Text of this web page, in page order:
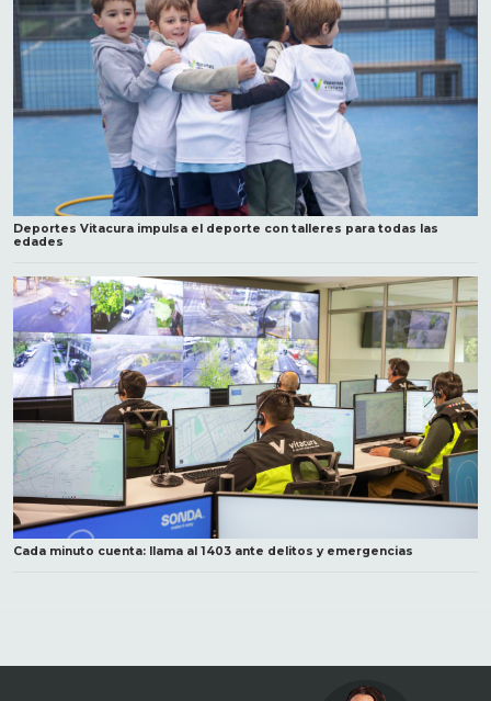
Deportes Vitacura impulsa el deporte con talleres para todas las
edades
Cada minuto cuenta: llama al 1403 ante delitos y emergencias